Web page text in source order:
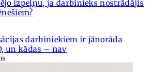
izpeļņu, ja darbinieks nostrādājis
darbiniekiem ir jānorāda
un kādas – nav